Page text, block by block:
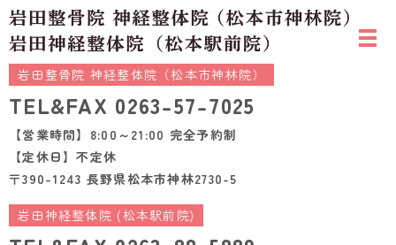
岩田整骨院 神経整体院（松本市神林院）
TEL&FAX 0263-57-7025
【営業時間】8:00～21:00 完全予約制
【定休日】不定休
〒390-1243 長野県松本市神林2730-5
岩田神経整体院 (松本駅前院)